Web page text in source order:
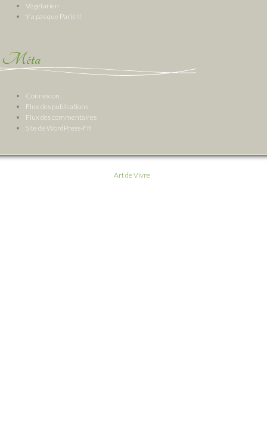
Végétarien
Y a pas que Paris !!!
Méta
Connexion
Flux des publications
Flux des commentaires
Site de WordPress-FR
Art de Vivre